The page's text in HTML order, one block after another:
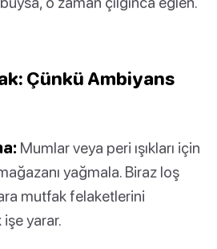
Çünkü Ambiyans
Mumlar veya peri ışıkları için
yağmala. Biraz loş
mutfak felaketlerini
yarar.